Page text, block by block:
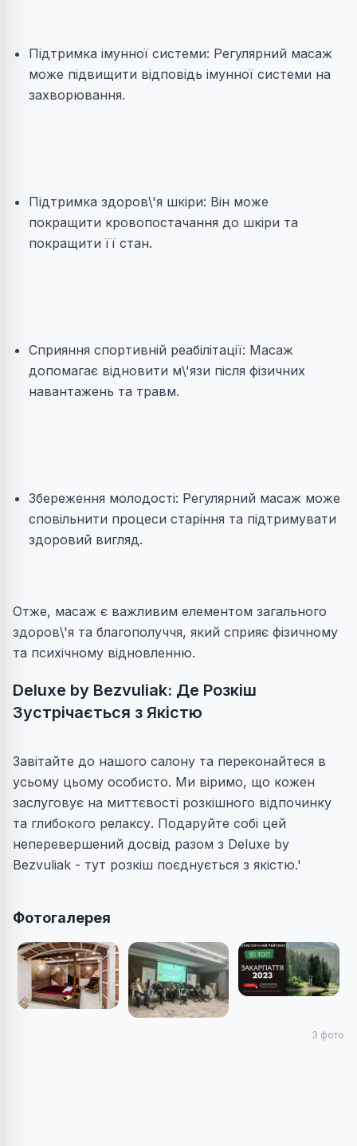
Підтримка імунної системи: Регулярний масаж
може підвищити відповідь імунної системи на
захворювання.
Підтримка здоров\'я шкіри: Він може
покращити кровопостачання до шкіри та
покращити її стан.
Сприяння спортивній реабілітації: Масаж
допомагає відновити м\'язи після фізичних
навантажень та травм.
Збереження молодості: Регулярний масаж може
сповільнити процеси старіння та підтримувати
здоровий вигляд.
Отже, масаж є важливим елементом загального
здоров\'я та благополуччя, який сприяє фізичному
та психічному відновленню.
Deluxe by Bezvuliak: Де Розкіш
Зустрічається з Якістю
Завітайте до нашого салону та переконайтеся в
усьому цьому особисто. Ми віримо, що кожен
заслуговує на миттєвості розкішного відпочинку
та глибокого релаксу. Подаруйте собі цей
неперевершений досвід разом з Deluxe by
Bezvuliak - тут розкіш поєднується з якістю.'
Фотогалерея
3 фото